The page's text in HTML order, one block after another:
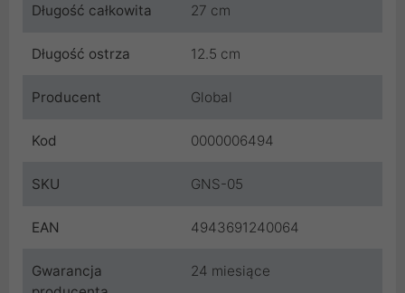
Długość całkowita 27 cm
Długość ostrza 12.5 cm
Producent Global
Kod 0000006494
SKU GNS-05
EAN 4943691240064
Gwarancja
24 miesiące